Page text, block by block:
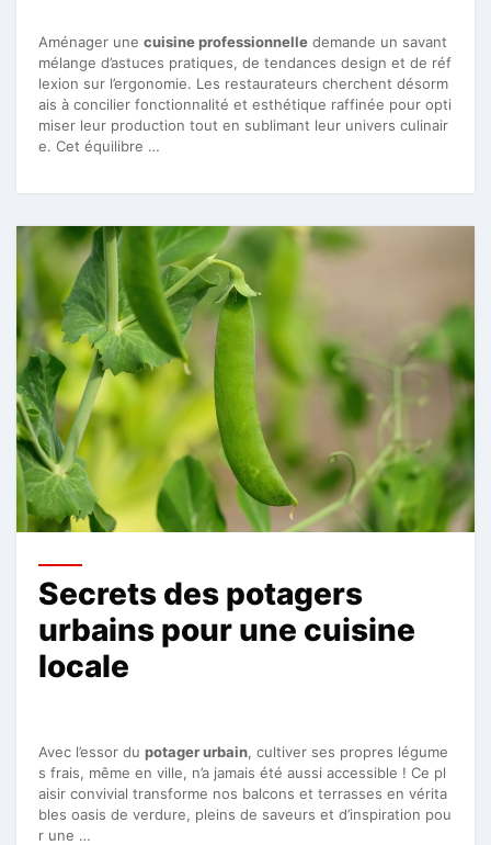
Aménager une cuisine professionnelle demande un savant
mélange d’astuces pratiques, de tendances design et de réf
lexion sur l’ergonomie. Les restaurateurs cherchent désorm
ais à concilier fonctionnalité et esthétique raffinée pour opti
miser leur production tout en sublimant leur univers culinair
e. Cet équilibre …
Secrets des potagers
urbains pour une cuisine
locale
Avec l’essor du potager urbain, cultiver ses propres légume
s frais, même en ville, n’a jamais été aussi accessible ! Ce pl
aisir convivial transforme nos balcons et terrasses en vérita
bles oasis de verdure, pleins de saveurs et d’inspiration pou
r une …